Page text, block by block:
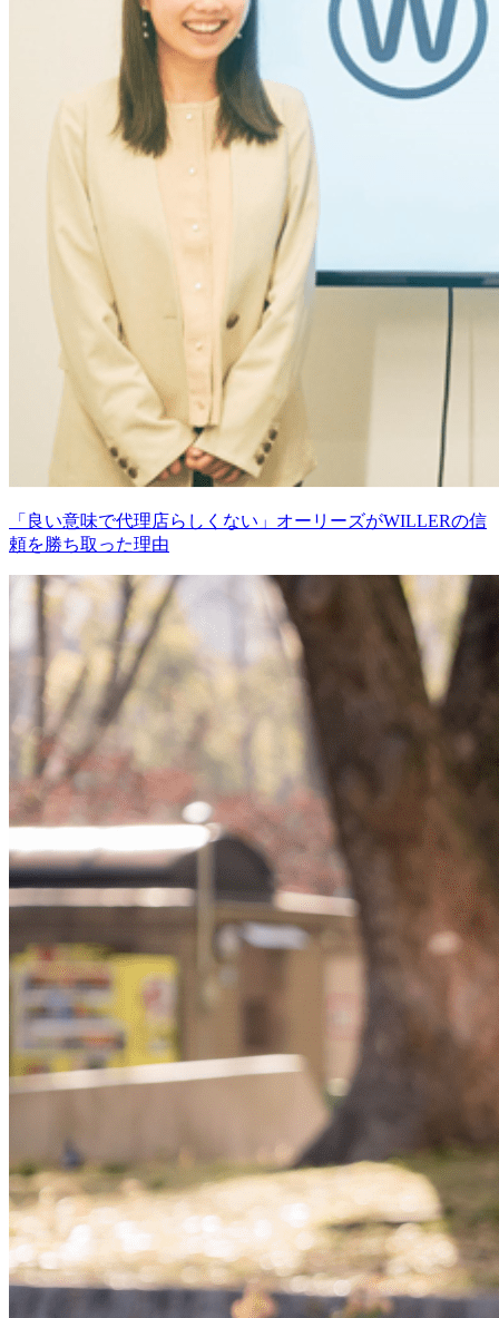
「良い意味で代理店らしくない」オーリーズがWILLERの信
頼を勝ち取った理由